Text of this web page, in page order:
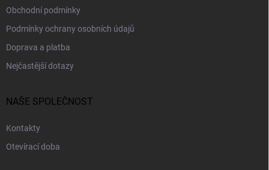
Obchodní podmínky
Podmínky ochrany osobních údajů
Doprava a platba
Nejčastější dotazy
NAŠE SPOLEČNOST
Kontakty
Otevírací doba